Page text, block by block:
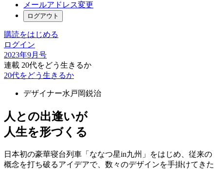
メールアドレス変更
ログアウト
購読をはじめる
ログイン
2023年9月号
連載 20代をどう生きるか
20代をどう生きるか
デザイナー水戸岡鋭治
人との出逢いが
人生を形づくる
日本初の豪華寝台列車「ななつ星in九州」をはじめ、従来の
概念を打ち破るアイデアで、数々のデザインを手掛けてきた